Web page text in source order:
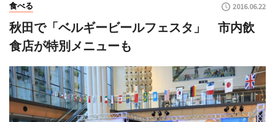
食べる 2016.06.22
秋田で「ベルギービールフェスタ」 市内飲
食店が特別メニューも